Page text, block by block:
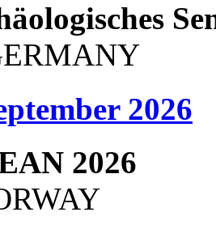
2026
2026